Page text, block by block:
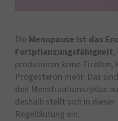
Die Menopause ist das
Fortpflanzungsfähigkeit,
produzieren keine Eizellen,
Progesteron mehr. Das
den Menstruationszyklus
deshalb stellt sich in dieser
Regelblutung ein.